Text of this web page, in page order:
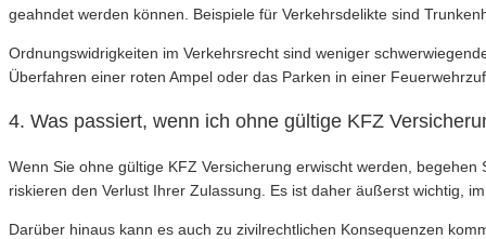
geahndet werden können. Beispiele für Verkehrsdelikte sind
Ordnungswidrigkeiten im Verkehrsrecht sind weniger
Überfahren einer roten Ampel oder das Parken in einer
4. Was passiert, wenn ich ohne gültige KFZ
Wenn Sie ohne gültige KFZ Versicherung erwischt werden,
riskieren den Verlust Ihrer Zulassung. Es ist daher äußerst wichtig,
Darüber hinaus kann es auch zu zivilrechtlichen Konsequenzen